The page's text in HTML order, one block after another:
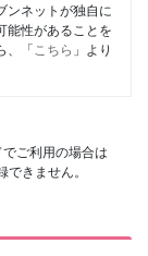
ンネットが独自に
能性があることを
、「 こちら 」より
ご利用の場合は
きません。